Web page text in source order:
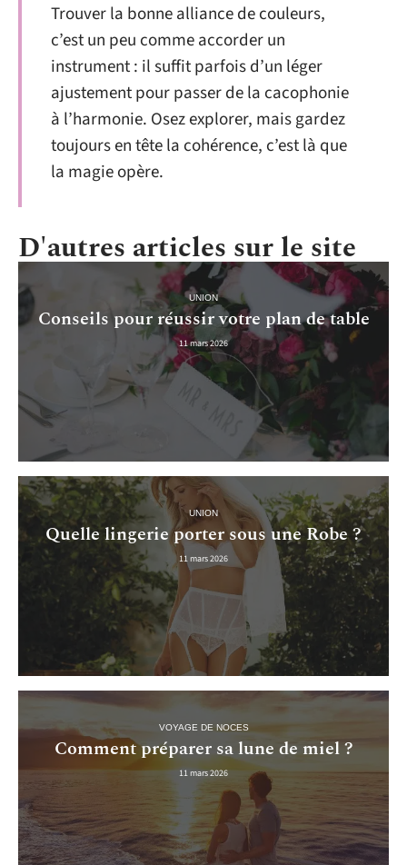
Trouver la bonne alliance de couleurs,
c’est un peu comme accorder un
instrument : il suffit parfois d’un léger
ajustement pour passer de la cacophonie
à l’harmonie. Osez explorer, mais gardez
toujours en tête la cohérence, c’est là que
la magie opère.
D'autres articles sur le site
UNION
Conseils pour réussir votre plan de table
11 mars 2026
UNION
Quelle lingerie porter sous une Robe ?
11 mars 2026
VOYAGE DE NOCES
Comment préparer sa lune de miel ?
11 mars 2026